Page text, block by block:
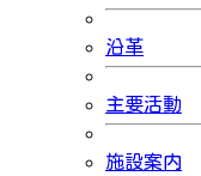
沿革
主要活動
施設案内